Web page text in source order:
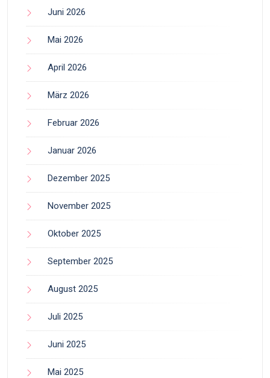
Juni 2026
Mai 2026
April 2026
März 2026
Februar 2026
Januar 2026
Dezember 2025
November 2025
Oktober 2025
September 2025
August 2025
Juli 2025
Juni 2025
Mai 2025